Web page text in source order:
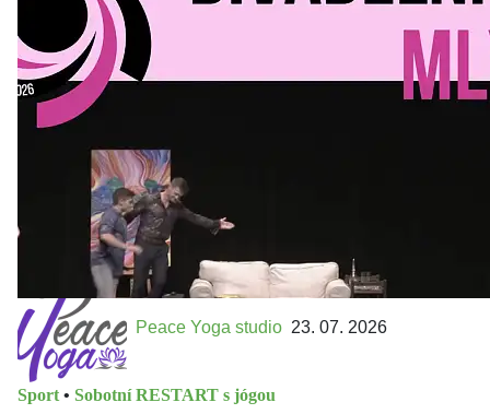
Kultura a volný čas
Divadelní mlýn. 15. až 18. října KD
MLEJN. Vstupenky již v prodeji.
Přijďte na přátelský festival divadla a inspirace 15. až 18.
října 2026 Vstupenky již v prodeji na GOOUT -
https://divadelnimlyn.cz/vstupenky Představ si čtyři dny
Peace Yoga studio 23. 07. 2026
Sport • Sobotní RESTART s jógou